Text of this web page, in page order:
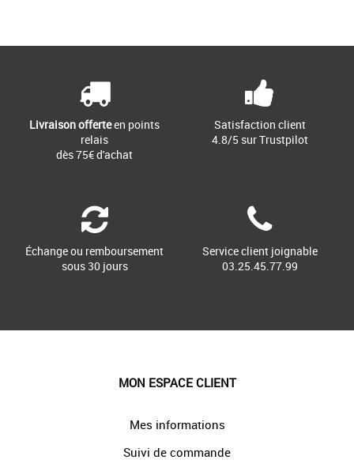
Livraison offerteen points
relais
dès 75€ d'achat
Satisfaction client
4.8/5 sur Trustpilot
Échange ou remboursement
sous 30 jours
Service client joignable
03.25.45.77.99
MON ESPACE CLIENT
Mes informations
Suivi de commande